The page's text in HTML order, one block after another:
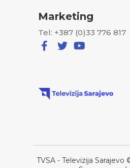
Marketing
Tel: +387 (0)33 776 817
TVSA - Televizija